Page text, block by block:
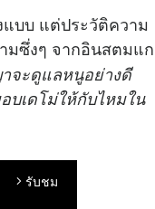
บบ แต่ประวัติความ
มซึ่งๆ จากอินสตมแก
จะดูแลหนูอย่างดี
เดโม่ให้กับไหมใน
arrow_forward_ios รับชม